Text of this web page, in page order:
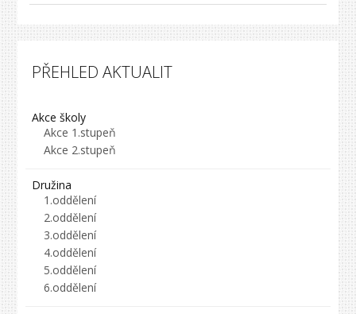
PŘEHLED AKTUALIT
Akce školy
Akce 1.stupeň
Akce 2.stupeň
Družina
1.oddělení
2.oddělení
3.oddělení
4.oddělení
5.oddělení
6.oddělení